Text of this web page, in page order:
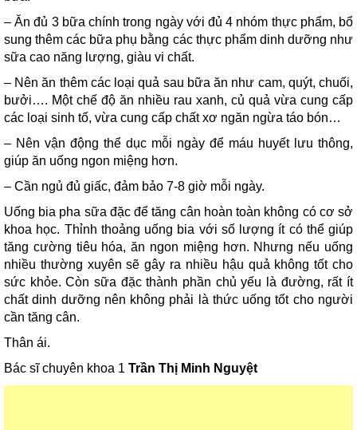
– Ăn đủ 3 bữa chính trong ngày với đủ 4 nhóm thực phẩm, bổ
sung thêm các bữa phụ bằng các thực phẩm dinh dưỡng như
sữa cao năng lượng, giàu vi chất.
– Nên ăn thêm các loại quả sau bữa ăn như cam, quýt, chuối,
bưởi…. Một chế độ ăn nhiều rau xanh, củ quả vừa cung cấp
các loại sinh tố, vừa cung cấp chất xơ ngăn ngừa táo bón…
– Nên vận động thể dục mỗi ngày để máu huyết lưu thông,
giúp ăn uống ngon miệng hơn.
– Cần ngủ đủ giấc, đảm bảo 7-8 giờ mỗi ngày.
Uống bia pha sữa đặc để tăng cân hoàn toàn không có cơ sở
khoa học. Thỉnh thoảng uống bia với số lượng ít có thể giúp
tăng cường tiêu hóa, ăn ngon miệng hơn. Nhưng nếu uống
nhiều thường xuyên sẽ gây ra nhiều hậu quả không tốt cho
sức khỏe. Còn sữa đặc thành phần chủ yếu là đường, rất ít
chất dinh dưỡng nên không phải là thức uống tốt cho người
cần tăng cân.
Thân ái.
Bác sĩ chuyên khoa 1 Trần Thị Minh Nguyệt